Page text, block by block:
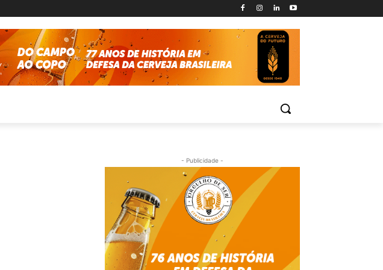
- Publicidade -